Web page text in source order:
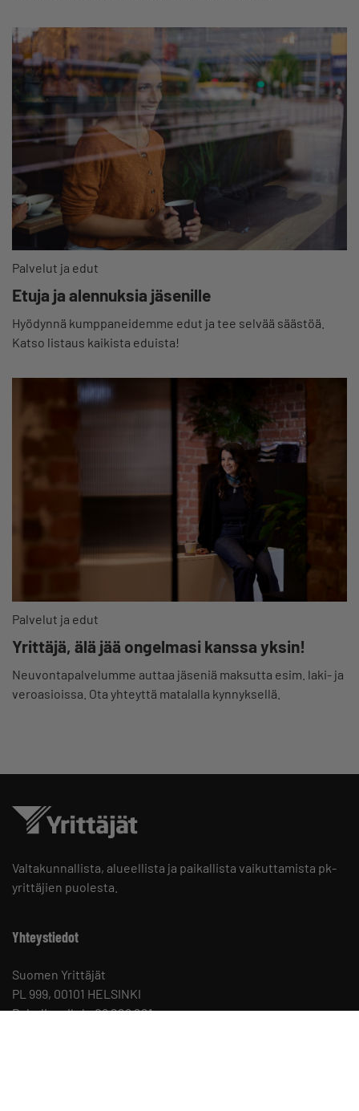
Palvelut ja edut
Etuja ja alennuksia jäsenille
Hyödynnä kumppaneidemme edut ja tee selvää säästöä.
Katso listaus kaikista eduista!
Palvelut ja edut
Yrittäjä, älä jää ongelmasi kanssa yksin!
Neuvontapalvelumme auttaa jäseniä maksutta esim. laki- ja
veroasioissa. Ota yhteyttä matalalla kynnyksellä.
Valtakunnallista, alueellista ja paikallista vaikuttamista pk-
yrittäjien puolesta.
Yhteystiedot
Suomen Yrittäjät
PL 999, 00101 HELSINKI
Puhelinvaihde 09 229 221